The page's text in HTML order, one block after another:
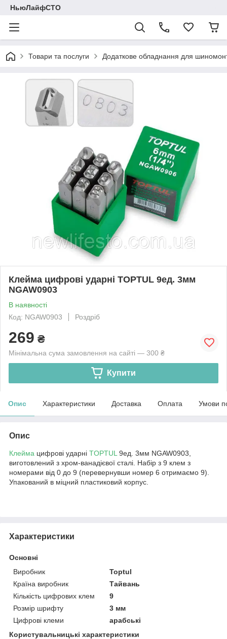
НьюЛайфСТО
Товари та послуги Додаткове обладнання для
Клейма цифрові ударні TOPTUL 9ед. 3мм
NGAW0903
В наявності
Код: NGAW0903
Роздріб
269 ₴
Мінімальна сума замовлення на сайті — 300 ₴
Купити
Опис Характеристики Доставка Оплата Умови
Опис
Клейма цифрові ударні TOPTUL 9ед. 3мм NGAW0903,
виготовлений з хром-ванадієвої сталі. Набір з 9 клем з
номерами від 0 до 9 (перевернувши номер 6 отримаємо 9).
Упакований в міцний пластиковий корпус.
Характеристики
Основні
Виробник
Toptul
Країна виробник
Тайвань
Кількість цифрових клем
9
Розмір шрифту
3 мм
Цифрові клеми
арабські
Користувальницькі характеристики